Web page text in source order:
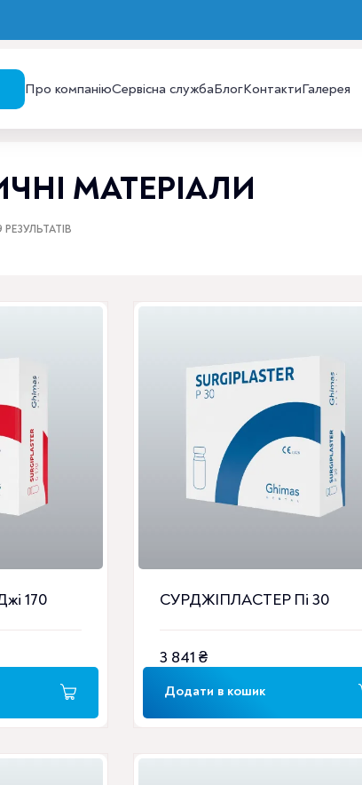
Про компаніюСервісна службаБлогКонтактиГалерея
МАТЕРІАЛИ
170 СУРДЖІПЛАСТЕР Пі 30
3 841 ₴
Додати в кошик